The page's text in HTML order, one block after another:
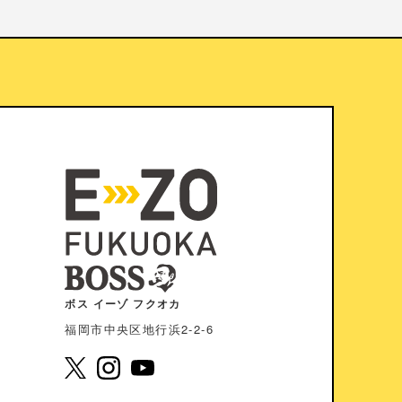
ボス イーゾ フクオカ
福岡市中央区地⾏浜2-2-6